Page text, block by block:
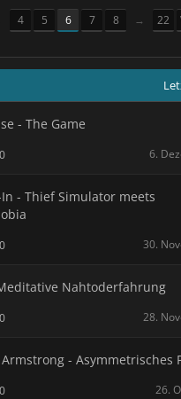
4 5 6 7 8 → 22
- The Game
0 6.
- Thief Simulator meets
0 30.
Nahtoderfahrung
0 28.
- Asymmetrisches
0 26.